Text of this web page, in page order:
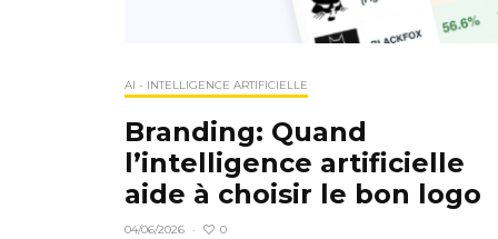
AI - INTELLIGENCE ARTIFICIELLE
Branding: Quand
l’intelligence artificielle
aide à choisir le bon logo
04/06/2026 · 0